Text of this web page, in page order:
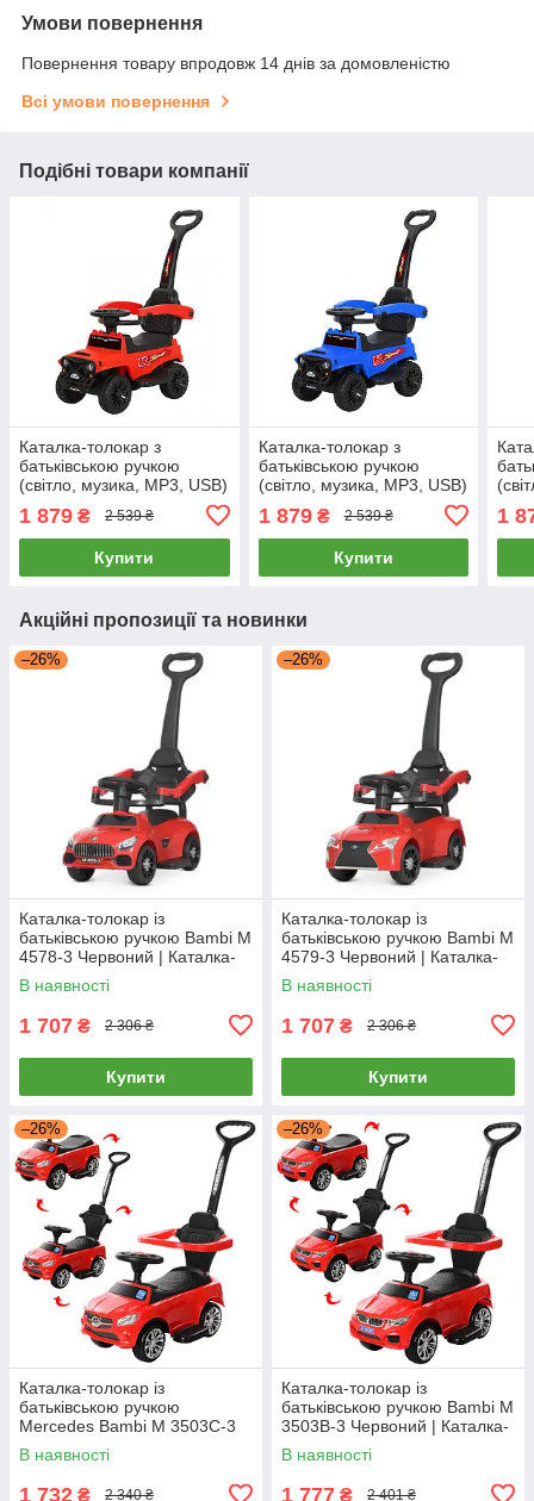
Умови повернення
Повернення товару впродовж 14 днів за домовленістю
Всі умови повернення
Подібні товари компанії
Каталка-толокар з
батьківською ручкою
(світло, музика, MP3, USB)
Bambi M 4845-3 Червоний
1 879 ₴ 2 539 ₴
Купити
Каталка-толокар з
батьківською ручкою
(світло, музика, MP3, USB)
1 879₴ 2 539 ₴
Купити
1
Акційні пропозиції та новинки
–26%
Каталка-толокар із
батьківською ручкою Bambi M
4578-3 Червоний | Каталка-
толокар з батьківською
ручкою
В наявності
1 707 ₴ 2 306 ₴
Купити
–26%
Каталка-толокар із
батьківською ручкою Bambi M
4579-3 Червоний | Каталка-
толокар з батьківською
ручкою
В наявності
1 707 ₴ 2 306 ₴
Купити
–26%
Каталка-толокар із
батьківською ручкою
Mercedes Bambi M 3503C-3
Червоний | Каталка-толокар з
батьківською ручкою
В наявності
1 732 ₴ 2 340 ₴
–26%
Каталка-толокар із
батьківською ручкою Bambi M
3503B-3 Червоний | Каталка-
толокар з батьківською
ручкою
В наявності
1 777 ₴ 2 401 ₴